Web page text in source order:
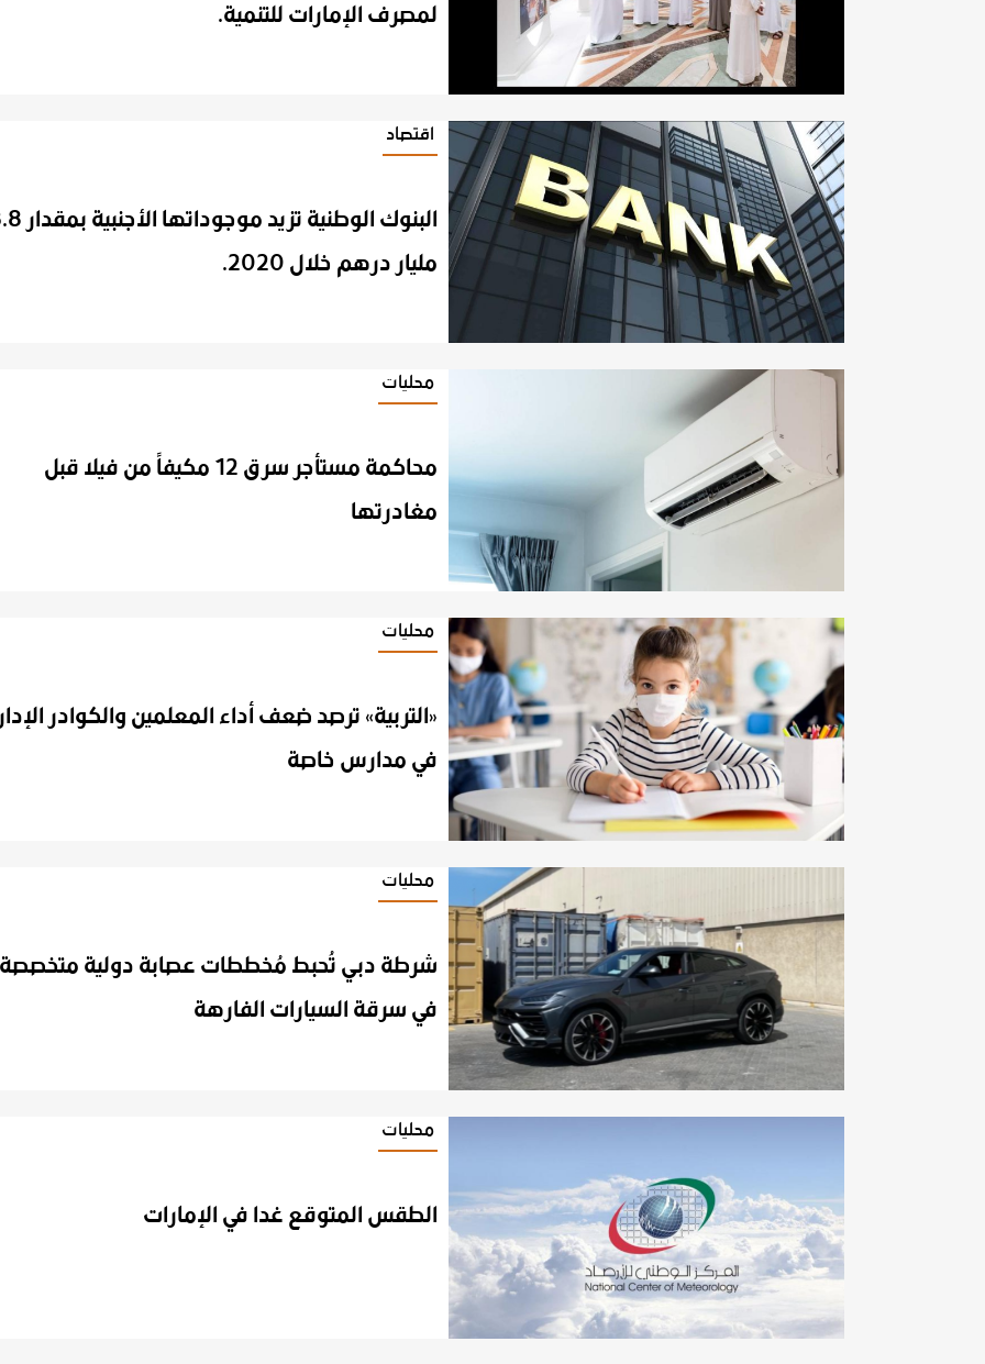
لمصرف الإمارات للتنمية.
اقتصاد
البنوك الوطنية تزيد موجوداتها الأجنبية بمقدار 63.8
مليار درهم خلال 2020.
محليات
محاكمة مستأجر سرق 12 مكيفاً من فيلا قبل
مغادرتها
محليات
«التربية» ترصد ضعف أداء المعلمين والكوادر
في مدارس خاصة
محليات
شرطة دبي تُحبط مُخططات عصابة دولية
في سرقة السيارات الفارهة
محليات
الطقسالمتوقعغدافيالإمارات